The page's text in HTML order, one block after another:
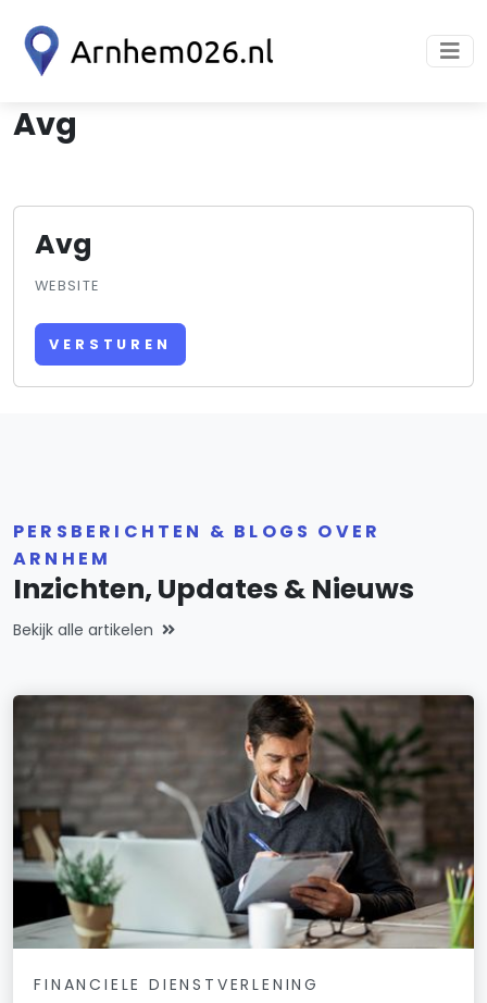
Avg
Avg
WEBSITE
VERSTUREN
PERSBERICHTEN & BLOGS OVER
ARNHEM
Inzichten, Updates & Nieuws
Bekijk alle artikelen
FINANCIELE DIENSTVERLENING